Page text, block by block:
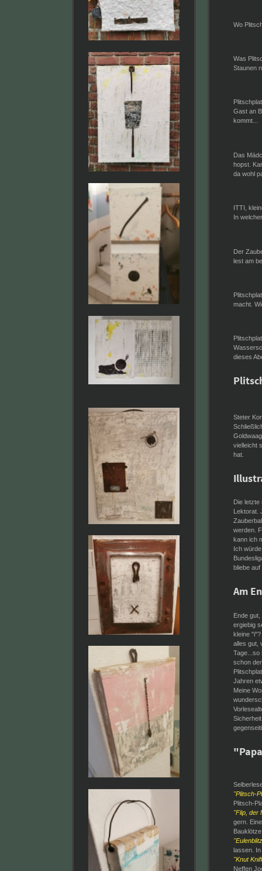
Wo
Was
Staunen
Gast an
kommt...
Das
hopst.
da wohl
ITTI,
In
Der
lest am
macht.
dieses
Steter
vielleicht
hat.
Die letzte
Lektorat.
werden.
kann ich
Ich
bliebe
Am
Ende
ergiebig
kleine
alles gut,
Tage...so
schon
Jahren
Meine
"Plitsch-
Plitsch-
"Flip, der
gern.
lassen. In
"Knut
Neffen